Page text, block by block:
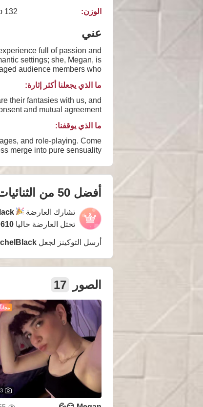
الوزن:
132 lb
عني
full of passion and
audience members who
become part of our experience.
ما الذي يجعلنا أكثر إثارة:
their fantasies with us, and
and mutual agreement.
ما الذي يوقفنا:
and role-playing. Come
merge into pure sensuality.
أفضل 50 من الثنائيات
تشارك العارضة
تحتل العارضة حاليا 610 المركز
أرسل التوكينز لجعل
الصور 17
مجاناً
3